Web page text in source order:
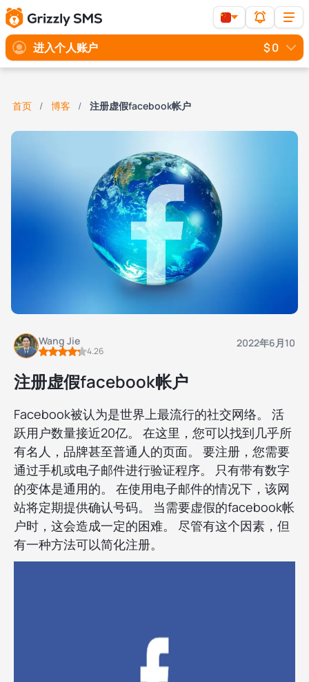
进入个人账户 $ 0
首页 博客 注册虚假facebook帐户
Wang Jie
4.26
2022年6月10
注册虚假facebook帐户
Facebook被认为是世界上最流行的社交网络。 活
跃用户数量接近20亿。 在这里，您可以找到几乎所
有名人，品牌甚至普通人的页面。 要注册，您需要
通过手机或电子邮件进行验证程序。 只有带有数字
的变体是通用的。 在使用电子邮件的情况下，该网
站将定期提供确认号码。 当需要虚假的facebook帐
户时，这会造成一定的困难。 尽管有这个因素，但
有一种方法可以简化注册。